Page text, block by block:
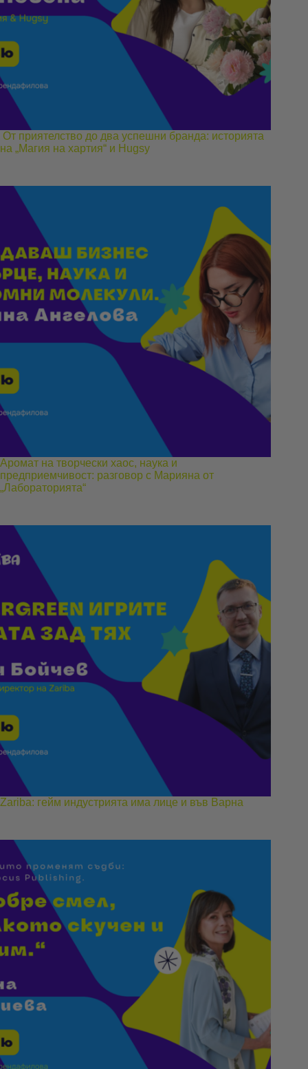
От приятелство до два успешни бранда: историята
на „Магия на хартия“ и Hugsy
Аромат на творчески хаос, наука и
предприемчивост: разговор с Марияна от
„Лабораторията“
Zariba: гейм индустрията има лице и във Варна